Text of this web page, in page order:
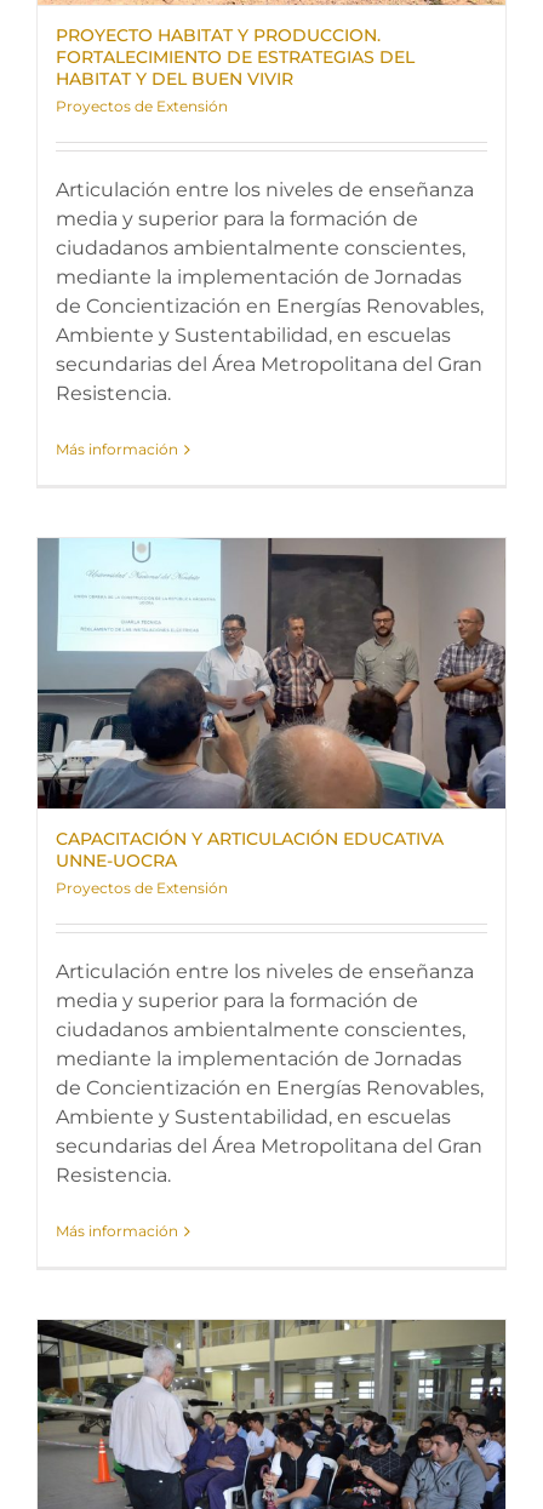
PROYECTO HABITAT Y PRODUCCION.
FORTALECIMIENTO DE ESTRATEGIAS DEL
HABITAT Y DEL BUEN VIVIR
Proyectos de Extensión
Articulación entre los niveles de enseñanza
media y superior para la formación de
ciudadanos ambientalmente conscientes,
mediante la implementación de Jornadas
de Concientización en Energías Renovables,
Ambiente y Sustentabilidad, en escuelas
secundarias del Área Metropolitana del Gran
Resistencia.
Más información
CAPACITACIÓN Y ARTICULACIÓN EDUCATIVA
UNNE-UOCRA
Proyectos de Extensión
Articulación entre los niveles de enseñanza
media y superior para la formación de
ciudadanos ambientalmente conscientes,
mediante la implementación de Jornadas
de Concientización en Energías Renovables,
Ambiente y Sustentabilidad, en escuelas
secundarias del Área Metropolitana del Gran
Resistencia.
Más información